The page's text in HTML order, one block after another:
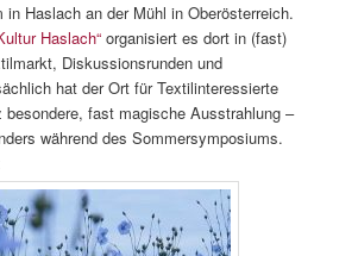
Haslach an der Mühl in Oberösterreich.
Haslach“ organisiert es dort in (fast)
Diskussionsrunden und
hat der Ort für Textilinteressierte
besondere, fast magische Ausstrahlung –
während des Sommersymposiums.